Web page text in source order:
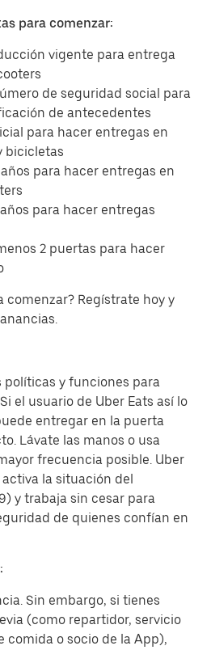
para comenzar:
vigente para entrega
de seguridad social para
de antecedentes
para hacer entregas en
bicicletas
para hacer entregas en
para hacer entregas
2 puertas para hacer
comenzar? Regístrate hoy y
políticas y funciones para
el usuario de Uber Eats así lo
entregar en la puerta
Lávate las manos o usa
frecuencia posible. Uber
la situación del
y trabaja sin cesar para
de quienes confían en
Sin embargo, si tienes
(como repartidor, servicio
comida o socio de la App),